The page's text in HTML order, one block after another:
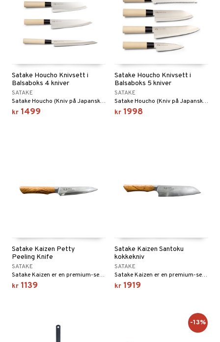
Satake Houcho Knivsett i
Balsaboks 4 kniver
SATAKE
Satake Houcho (Kniv på Japansk) er utrolig prisgunstig med tanke på hvilken fin kniv du faktisk kjøper. Diskret design, et barberbladskarpt egg, er fjærlett og overlever i generasjoner hvis man tar godt vare på dem. Fokus har blitt lagt på å utvikle et virkelig kvalitativt blad med et enkelt, men funksjonelt skaft.
kr 1499
Satake Houcho Knivsett i
Balsaboks 5 kniver
SATAKE
Satake Houcho (Kniv på Japansk) er utrolig prisgunstig med tanke på hvilken fin kniv du faktisk kjøper. Diskret design, en barberbladskarp egg, er fjærlett og overlever i generasjoner hvis man tar godt vare på dem. Fokus har vært på å utvikle et virkelig kvalitativt blad med et enkelt, men funksjonelt skaft.
kr 1998
Satake Kaizen Petty
Peeling Knife
SATAKE
Satake Kaizen er en premium-serie fra Satake.
kr 1139
Satake Kaizen Santoku
kokkekniv
SATAKE
Satake Kaizen er en premium-serie fra Seki City, Japan.
kr 1919
-13%